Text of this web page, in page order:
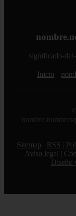
significado-
Inicio
Sitemap
RSS
Aviso legal
Diseño